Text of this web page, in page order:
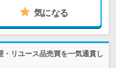
気になる
リユース品売買を一気通貫し